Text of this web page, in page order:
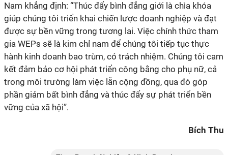
Nam khẳng định: “Thúc đẩy bình đẳng giới là chìa khóa
giúp chúng tôi triển khai chiến lược doanh nghiệp và đạt
được sự bền vững trong tương lai. Việc chính thức tham
gia WEPs sẽ là kim chỉ nam để chúng tôi tiếp tục thực
hành kinh doanh bao trùm, có trách nhiệm. Chúng tôi cam
kết đảm bảo cơ hội phát triển công bằng cho phụ nữ, cả
trong môi trường làm việc lẫn cộng đồng, qua đó góp
phần giảm bất bình đẳng và thúc đẩy sự phát triển bền
vững của xã hội”.
Bích Thu